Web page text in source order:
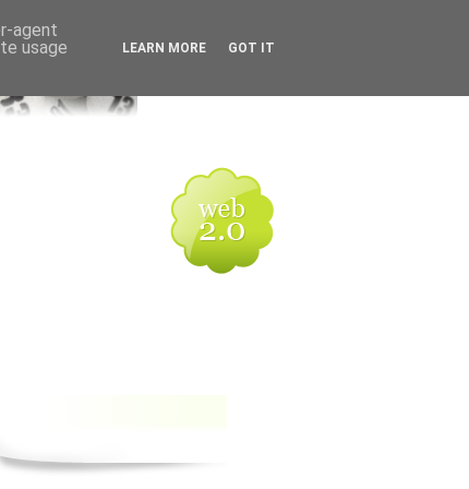
agent
usage
LEARN MORE GOT IT